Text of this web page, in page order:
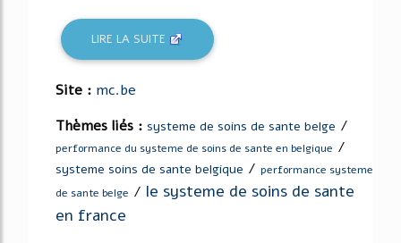
LIRE LA SUITE
Site : mc.be
Thèmes liés : systeme de soins de sante belge /
performance du systeme de soins de sante en belgique /
systeme soins de sante belgique / performance systeme
de sante belge / le systeme de soins de sante
en france